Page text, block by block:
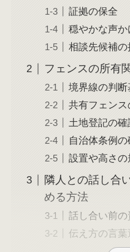
証拠の保全
穏やかな声か
相談先候補の
フェンスの所有
境界線の判断
共有フェン
土地登記の
自治体条例の
設置や高さの
隣人との話し合
める方法
話し合い前の
伝え方の言葉